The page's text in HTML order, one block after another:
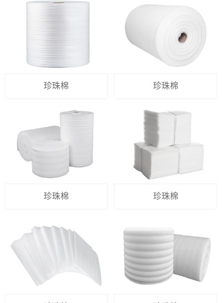
珍珠棉 珍珠棉
珍珠棉 珍珠棉